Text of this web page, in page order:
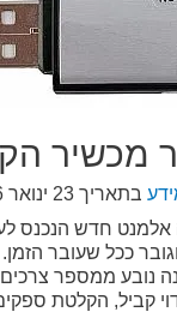
מכשיר
בתאריך 23 ינואר 2026 בשעה 03:00
אלמנט חדש הנכנס
ככל שעובר
נובע ממספר
קביל, הקלטת